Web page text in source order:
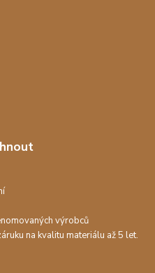
výrobců
na kvalitu materiálu až 5 let.